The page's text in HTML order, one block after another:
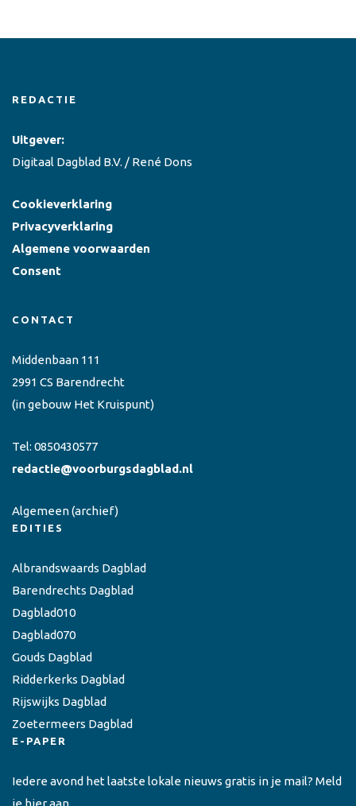
REDACTIE
Uitgever:
Digitaal Dagblad B.V. / René Dons
Cookieverklaring
Privacyverklaring
Algemene voorwaarden
Consent
CONTACT
Middenbaan 111
2991 CS Barendrecht
(in gebouw Het Kruispunt)
Tel: 0850430577
redactie@voorburgsdagblad.nl
Algemeen(archief)
EDITIES
Albrandswaards Dagblad
Barendrechts Dagblad
Dagblad010
Dagblad070
Gouds Dagblad
Ridderkerks Dagblad
Rijswijks Dagblad
Zoetermeers Dagblad
E-PAPER
Iedere avond het laatste lokale nieuws gratis in je mail? Meld
je hier aan.